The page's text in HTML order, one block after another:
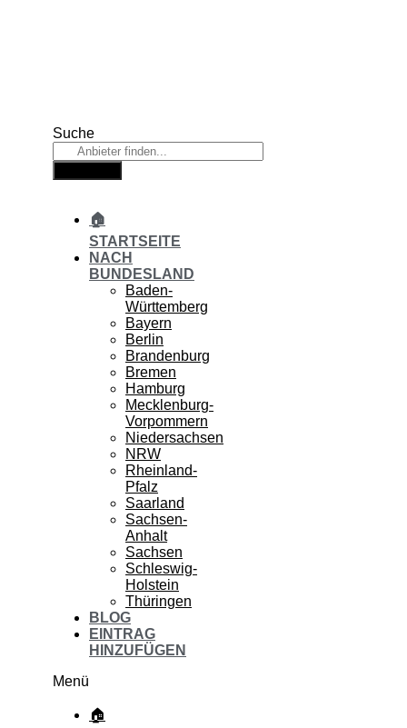
Suche
🏠
STARTSEITE
NACH
BUNDESLAND
Baden-
Württemberg
Bayern
Berlin
Brandenburg
Bremen
Hamburg
Mecklenburg-
Vorpommern
Niedersachsen
NRW
Rheinland-
Pfalz
Saarland
Sachsen-
Anhalt
Sachsen
Schleswig-
Holstein
Thüringen
BLOG
EINTRAG
HINZUFÜGEN
Menü
🏠